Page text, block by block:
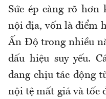
Sức ép càng rõ hơn
nội địa, vốn là điểm
Ấn Độ trong nhiều
dấu hiệu suy yếu.
đang chịu tác động
nội tệ mất giá và tốc